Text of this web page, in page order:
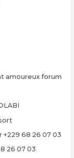
amoureux forum
+229 68 26 07 03
26 07 03